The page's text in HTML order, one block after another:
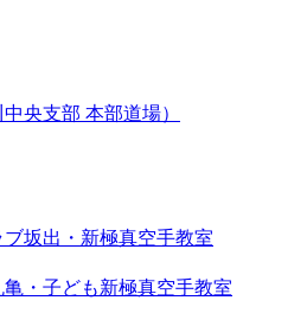
央支部 本部道場）
坂出・新極真空手教室
・子ども新極真空手教室